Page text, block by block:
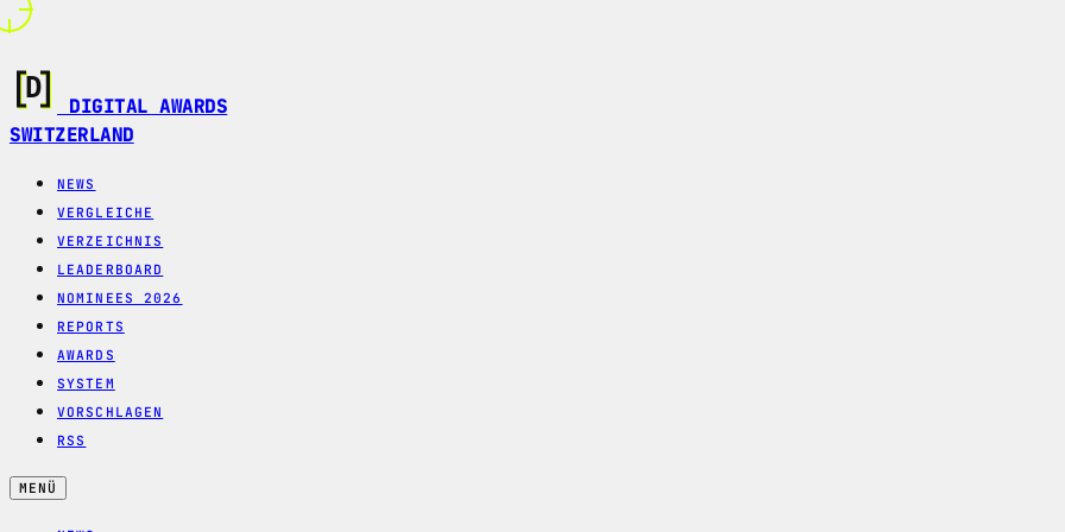
DIGITAL AWARDS
SWITZERLAND
NEWS
VERGLEICHE
VERZEICHNIS
LEADERBOARD
NOMINEES 2026
REPORTS
AWARDS
SYSTEM
VORSCHLAGEN
RSS
MENÜ